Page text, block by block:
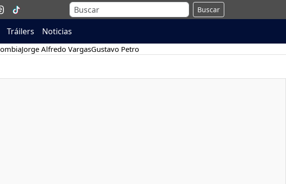
Buscar
Tráilers Noticias
Jorge Alfredo VargasGustavo Petro